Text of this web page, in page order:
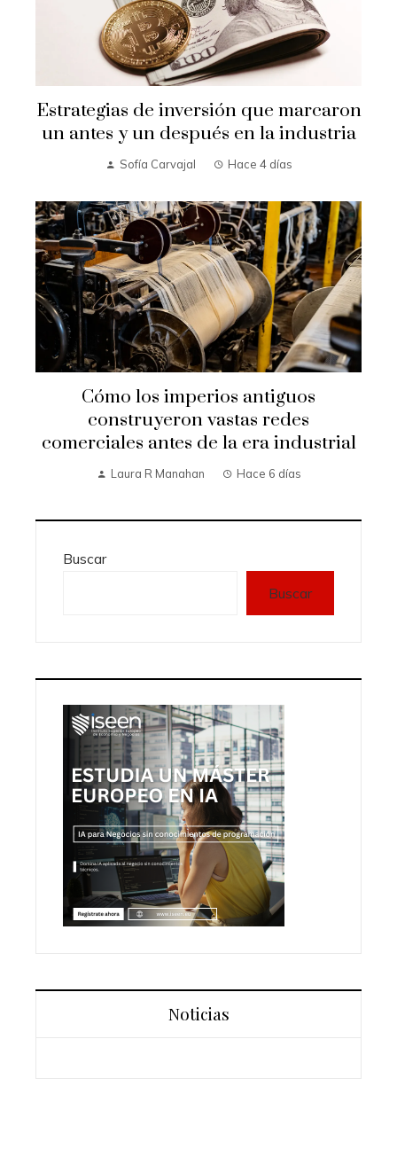
Estrategias de inversión que marcaron
un antes y un después en la industria
Sofía Carvajal Hace 4 días
Cómo los imperios antiguos
construyeron vastas redes
comerciales antes de la era industrial
Laura R Manahan Hace 6 días
Buscar
Buscar
Noticias